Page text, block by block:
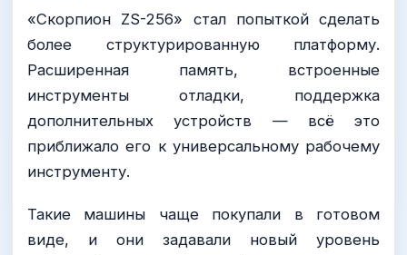
«Скорпион ZS-256» стал попыткой сделать
более структурированную платформу.
Расширенная память, встроенные
инструменты отладки, поддержка
дополнительных устройств — всё это
приближало его к универсальному рабочему
инструменту.
Такие машины чаще покупали в готовом
виде, и они задавали новый уровень